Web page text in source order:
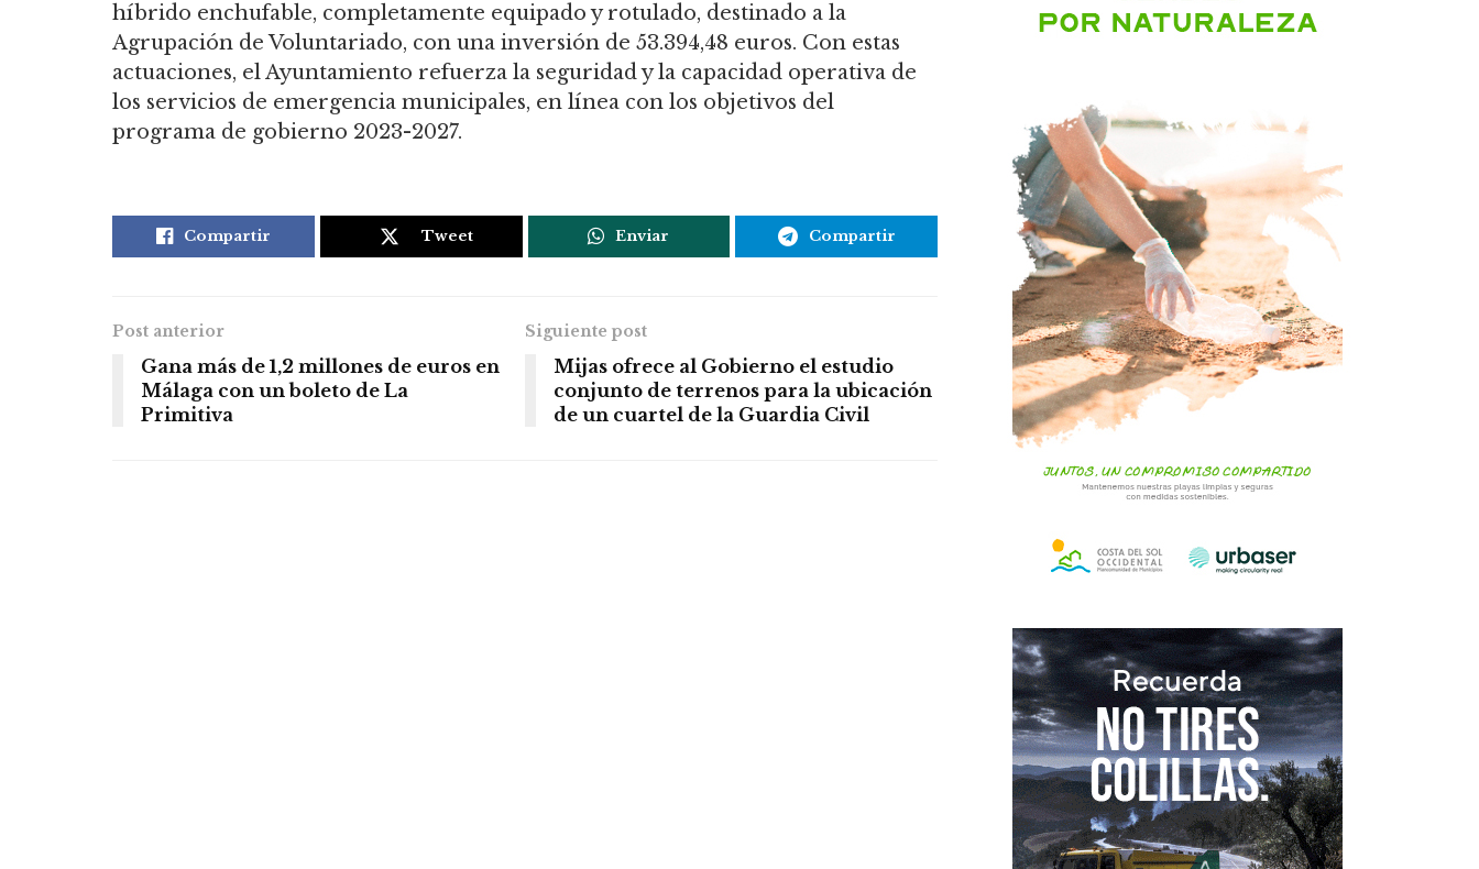
híbrido enchufable, completamente equipado y rotulado, destinado a la
Agrupación de Voluntariado, con una inversión de 53.394,48 euros. Con estas
actuaciones, el Ayuntamiento refuerza la seguridad y la capacidad operativa de
los servicios de emergencia municipales, en línea con los objetivos del
programa de gobierno 2023-2027.
Compartir Tweet Enviar Compartir
Post anterior
Gana más de 1,2 millones de euros en
Málaga con un boleto de La
Primitiva
Siguiente post
Mijas ofrece al Gobierno el estudio
conjunto de terrenos para la ubicación
de un cuartel de la Guardia Civil